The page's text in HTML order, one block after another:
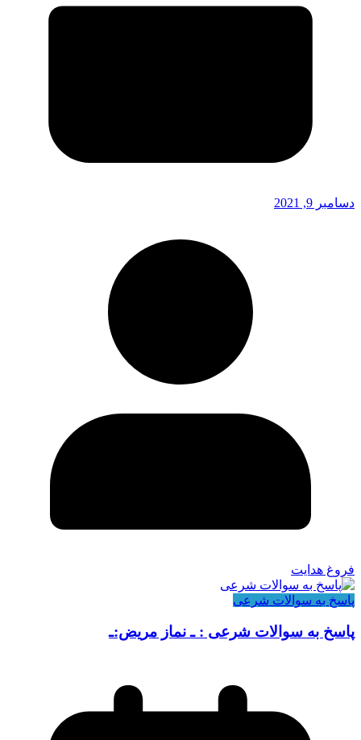
دسامبر 9, 2021
فروغ هدایت
پاسخ به سوالات شرعی
پاسخ به سوالات شرعی : ـ نماز مریض:ـ